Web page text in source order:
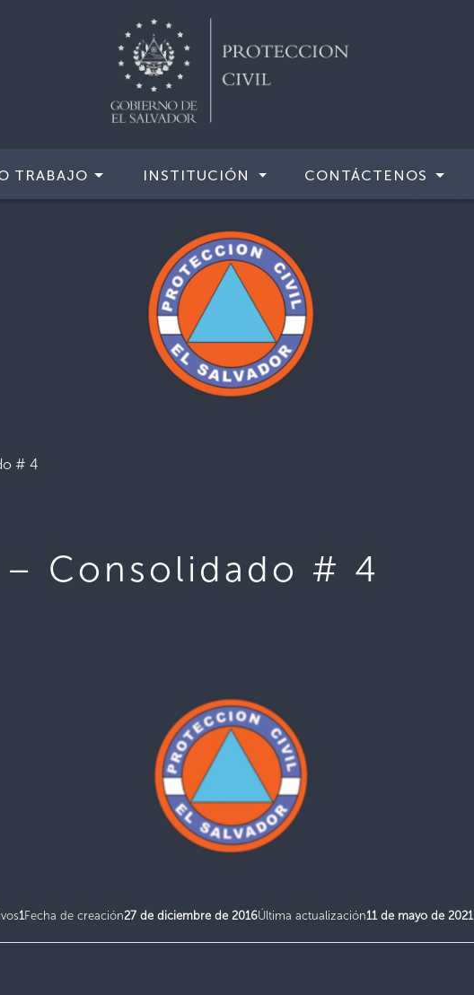
TRABAJO INSTITUCIÓN CONTÁCTENOS
# 4
– Consolidado # 4
1Fecha de creación27 de diciembre de 2016Última actualización11 de mayo de 2021